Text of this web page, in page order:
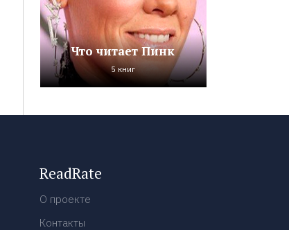
Что читает Пинк
5 книг
ReadRate
О проекте
Контакты